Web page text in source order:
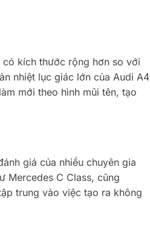
kích thước rộng hơn so với
nhiệt lục giác lớn của Audi A4
mới theo hình mũi tên, tạo
giá của nhiều chuyên gia
Mercedes C Class, cũng
trung vào việc tạo ra không